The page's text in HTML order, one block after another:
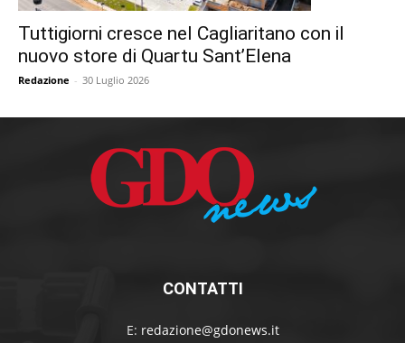
Tuttigiorni cresce nel Cagliaritano con il
nuovo store di Quartu Sant’Elena
Redazione - 30 Luglio 2026
CONTATTI
E: redazione@gdonews.it